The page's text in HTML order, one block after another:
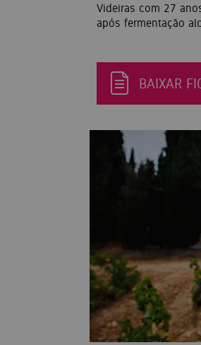
Videiras com 27
após fermentação
BAIXAR